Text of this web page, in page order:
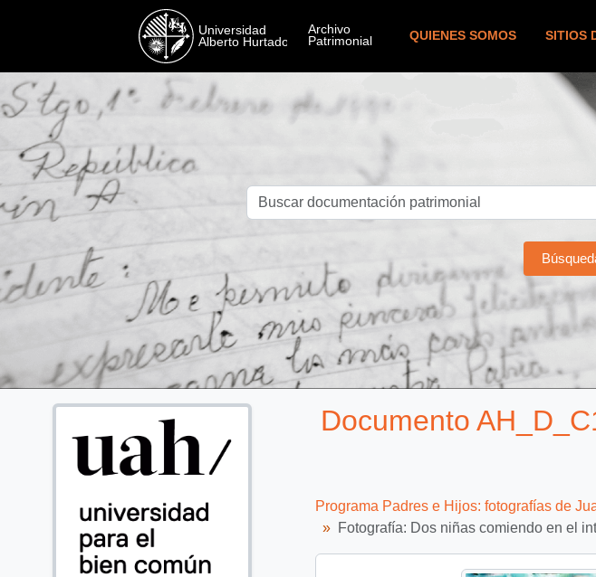
QUIENES SOMOS SITIOS
Documento
Programa Padres e Hijos: fotografías de
Fotografía: Dos niñas comiendo en el